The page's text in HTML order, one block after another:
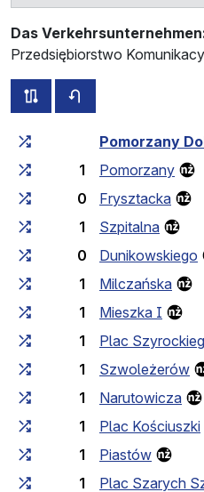
Das
Przedsiębiorstwo
alle Strecken dieser Linie
Fahrtzeit zunehmend
Pomorzany
1
Pomorzany
0
Frysztacka
1
Szpitalna
0
Dunikowskiego
1
Milczańska
1
Mieszka I
1
Plac
1
Szwoleżerów
1
Narutowicza
1
Plac Kościuszki
1
Piastów
1
Plac Szarych